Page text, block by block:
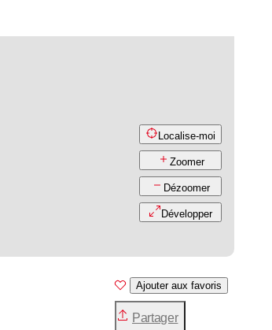
Localise-moi
Zoomer
Dézoomer
Développer
Ajouter aux favoris
Partager